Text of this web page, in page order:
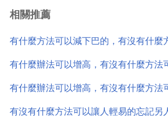
葵花子 菜子油等。除了以上飲食中
以按著下面的說法多注意些 1 最
相關推薦
有什麼辦法可以增高，有沒有什麼方法
有什麼辦法可以增高，有沒有什麼方法
有沒有什麼方法可以讓人輕易的忘記另